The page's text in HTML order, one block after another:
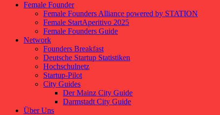
Female Founder
Female Founders Alliance powered by STATION
Female StartAperitivo 2025
Female Founders Guide
Network
Founders Breakfast
Deutsche Startup Statistiken
Hochschulnetz
Startup-Pilot
City Guides
Der Mainz City Guide
Darmstadt City Guide
Über Uns